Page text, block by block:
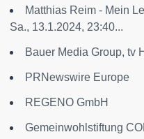
Matthias Reim - Mein
Sa., 13.1.2024, 23:40...
Bauer Media Group, tv
PRNewswire Europe
REGENO GmbH
Gemeinwohlstiftung